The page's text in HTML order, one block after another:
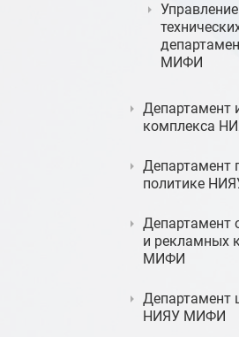
МИФИ
Департамент
комплекса
Департамент
политике
Департамент
и рекламных
МИФИ
Департамент
НИЯУ МИФИ